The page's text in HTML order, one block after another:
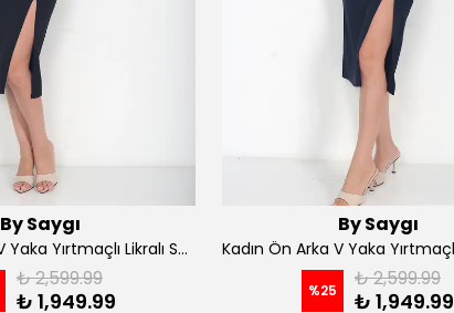
By Saygı
Kadın Ön Arka V Yaka Yırtmaçlı Likralı Scuba Midi Elbise - Siyah
₺ 2,599.99
₺ 1,949.99
By Saygı
%25 ₺ 2,599.99
₺ 1,949.99